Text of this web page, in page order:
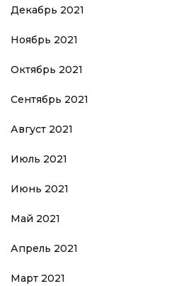
Декабрь 2021
Ноябрь 2021
Октябрь 2021
Сентябрь 2021
Август 2021
Июль 2021
Июнь 2021
Май 2021
Апрель 2021
Март 2021